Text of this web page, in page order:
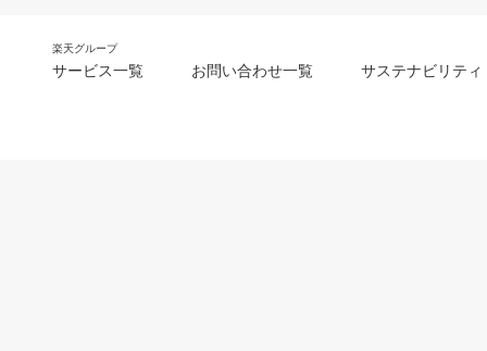
楽天グループ
サービス一覧 お問い合わせ一覧 サステナビリティ